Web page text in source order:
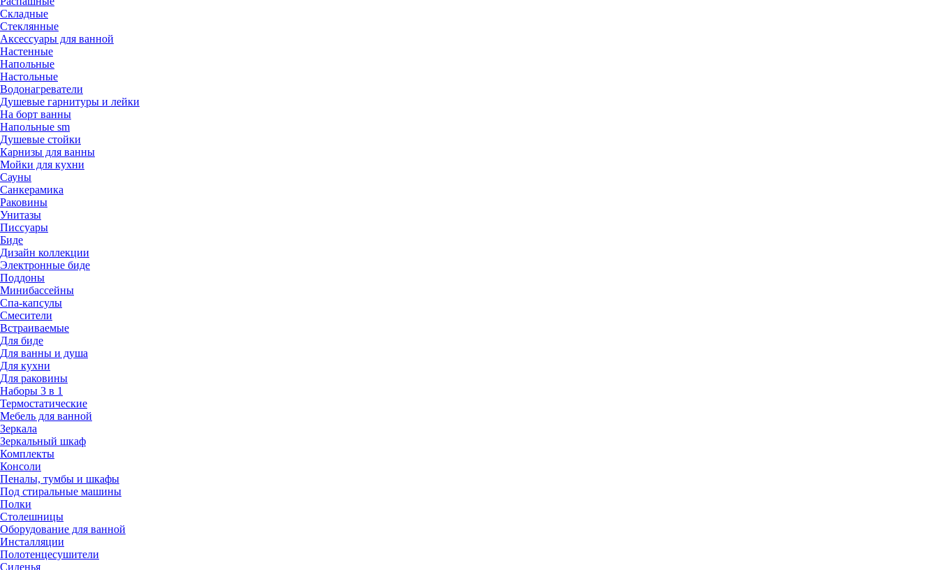
Складные
Стеклянные
Аксессуары для ванной
Настенные
Напольные
Настольные
Водонагреватели
Душевые гарнитуры и лейки
На борт ванны
Напольные sm
Душевые стойки
Карнизы для ванны
Мойки для кухни
Сауны
Санкерамика
Раковины
Унитазы
Писсуары
Биде
Дизайн коллекции
Электронные биде
Поддоны
Минибассейны
Спа-капсулы
Смесители
Встраиваемые
Для биде
Для ванны и душа
Для кухни
Для раковины
Наборы 3 в 1
Термостатические
Мебель для ванной
Зеркала
Зеркальный шкаф
Комплекты
Консоли
Пеналы, тумбы и шкафы
Под стиральные машины
Полки
Столешницы
Оборудование для ванной
Инсталляции
Полотенцесушители
Сиденья